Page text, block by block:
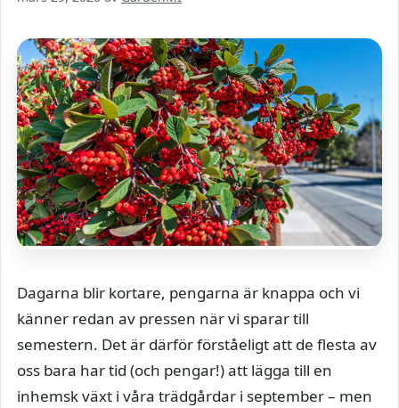
Dagarna blir kortare, pengarna är knappa och vi
känner redan av pressen när vi sparar till
semestern. Det är därför förståeligt att de flesta av
oss bara har tid (och pengar!) att lägga till en
inhemsk växt i våra trädgårdar i september – men